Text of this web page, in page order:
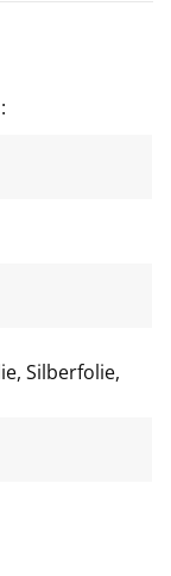
Silberfolie,